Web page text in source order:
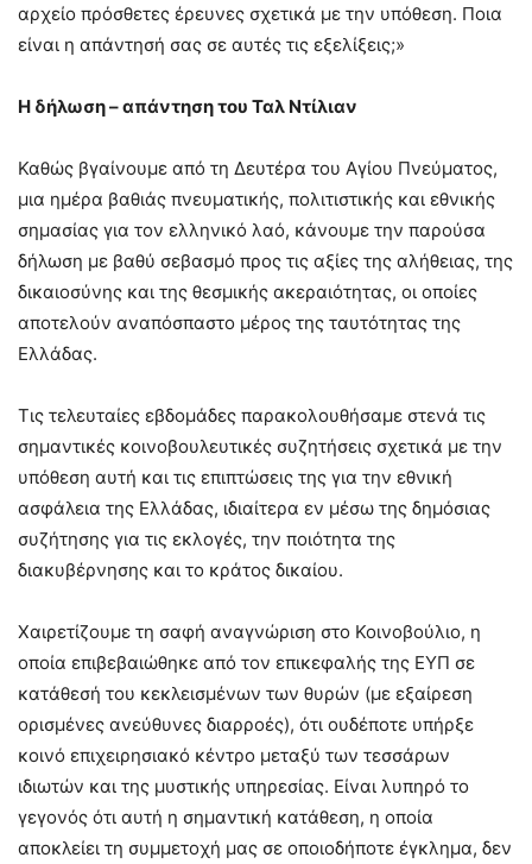
αρχείο πρόσθετες έρευνες σχετικά με την υπόθεση. Ποια
είναι η απάντησή σας σε αυτές τις εξελίξεις;»
Η δήλωση – απάντηση του Ταλ Ντίλιαν
Καθώς βγαίνουμε από τη Δευτέρα του Αγίου Πνεύματος,
μια ημέρα βαθιάς πνευματικής, πολιτιστικής και εθνικής
σημασίας για τον ελληνικό λαό, κάνουμε την παρούσα
δήλωση με βαθύ σεβασμό προς τις αξίες της αλήθειας, της
δικαιοσύνης και της θεσμικής ακεραιότητας, οι οποίες
αποτελούν αναπόσπαστο μέρος της ταυτότητας της
Ελλάδας.
Τις τελευταίες εβδομάδες παρακολουθήσαμε στενά τις
σημαντικές κοινοβουλευτικές συζητήσεις σχετικά με την
υπόθεση αυτή και τις επιπτώσεις της για την εθνική
ασφάλεια της Ελλάδας, ιδιαίτερα εν μέσω της δημόσιας
συζήτησης για τις εκλογές, την ποιότητα της
διακυβέρνησης και το κράτος δικαίου.
Χαιρετίζουμε τη σαφή αναγνώριση στο Κοινοβούλιο, η
οποία επιβεβαιώθηκε από τον επικεφαλής της ΕΥΠ σε
κατάθεσή του κεκλεισμένων των θυρών (με εξαίρεση
ορισμένες ανεύθυνες διαρροές), ότι ουδέποτε υπήρξε
κοινό επιχειρησιακό κέντρο μεταξύ των τεσσάρων
ιδιωτών και της μυστικής υπηρεσίας. Είναι λυπηρό το
γεγονός ότι αυτή η σημαντική κατάθεση, η οποία
αποκλείει τη συμμετοχή μας σε οποιοδήποτε έγκλημα, δεν